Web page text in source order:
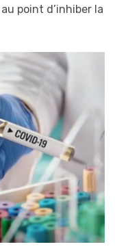
point d’inhiber la